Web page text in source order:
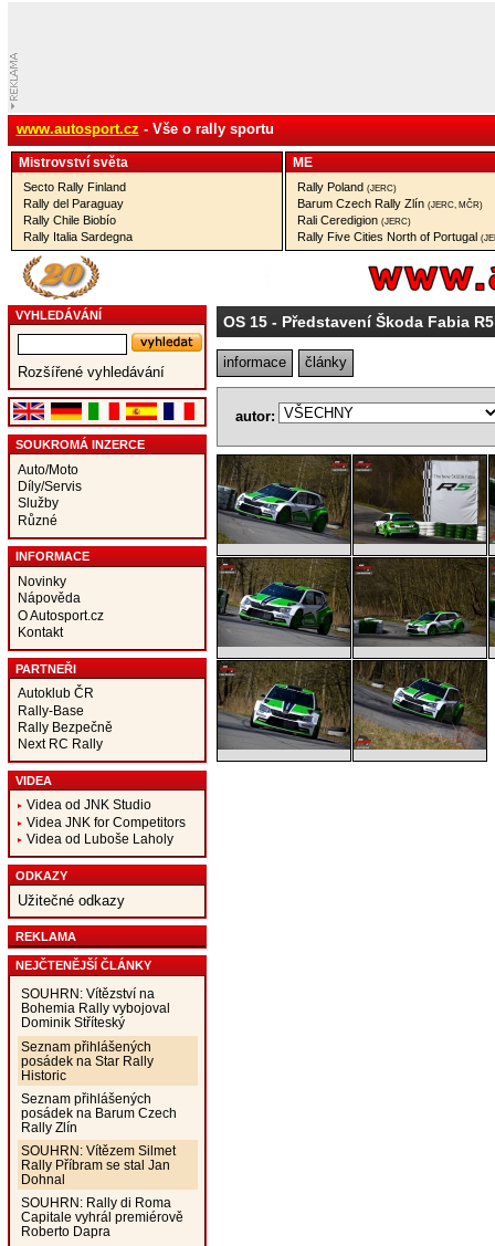
www.autosport.cz - Vše o rally sportu
Mistrovství­ světa
Secto Rally Finland
Rally del Paraguay
Rally Chile Biobío
Rally Italia Sardegna
ME
Rally Poland (JERC)
Barum Czech Rally Zlín (JERC, MČR)
Rali Ceredigion (JERC)
Rally Five Cities North of Portugal
VYHLEDÁVÁNÍ
Rozšířené vyhledávání
SOUKROMÁ INZERCE
Auto/Moto
Díly/Servis
Služby
Různé
INFORMACE
Novinky
Nápověda
O Autosport.cz
Kontakt
PARTNEŘI
Autoklub ČR
Rally-Base
Rally Bezpečně
Next RC Rally
VIDEA
Videa od JNK Studio
Videa JNK for Competitors
Videa od Luboše Laholy
ODKAZY
Užitečné odkazy
REKLAMA
NEJČTENĚJŠÍ ČLÁNKY
SOUHRN: Vítězství na
Bohemia Rally vybojoval
Dominik Stříteský
Seznam přihlášených
posádek na Star Rally
Historic
Seznam přihlášených
posádek na Barum Czech
Rally Zlín
SOUHRN: Vítězem Silmet
Rally Příbram se stal Jan
Dohnal
SOUHRN: Rally di Roma
Capitale vyhrál premiérově
Roberto Dapra
OS 15- Představení Škoda Fabia R5
informace články
autor: